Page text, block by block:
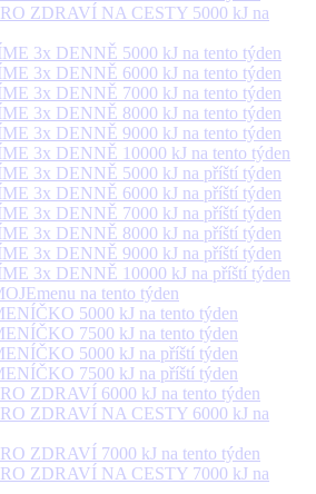
ZDRAVÍ NA CESTY 5000 kJ na
3x DENNĚ 5000 kJ na tento týden
3x DENNĚ 6000 kJ na tento týden
3x DENNĚ 7000 kJ na tento týden
3x DENNĚ 8000 kJ na tento týden
3x DENNĚ 9000 kJ na tento týden
3x DENNĚ 10000 kJ na tento týden
3x DENNĚ 5000 kJ na příští týden
3x DENNĚ 6000 kJ na příští týden
3x DENNĚ 7000 kJ na příští týden
3x DENNĚ 8000 kJ na příští týden
3x DENNĚ 9000 kJ na příští týden
3x DENNĚ 10000 kJ na příští týden
na tento týden
5000 kJ na tento týden
7500 kJ na tento týden
5000 kJ na příští týden
7500 kJ na příští týden
ZDRAVÍ 6000 kJ na tento týden
ZDRAVÍ NA CESTY 6000 kJ na
ZDRAVÍ 7000 kJ na tento týden
ZDRAVÍ NA CESTY 7000 kJ na